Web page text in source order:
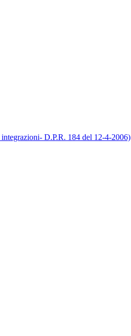
D.P.R. 184 del 12-4-2006)